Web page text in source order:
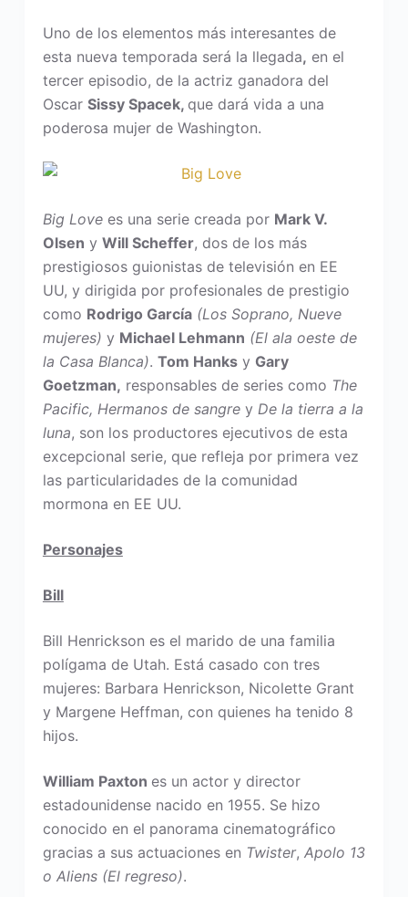
Uno de los elementos más interesantes de
esta nueva temporada será la llegada, en el
tercer episodio, de la actriz ganadora del
Oscar Sissy Spacek, que dará vida a una
poderosa mujer de Washington.
Big Lovees una serie creada por Mark V.
Olsen y Will Scheffer, dos de los más
prestigiosos guionistas de televisión en EE
UU, y dirigida por profesionales de prestigio
como Rodrigo García (Los Soprano, Nueve
mujeres) y Michael Lehmann (El ala oeste de
la Casa Blanca). Tom Hanksy Gary
Goetzman, responsables de series como The
Pacific, Hermanos de sangre y De la tierra a la
luna, son los productores ejecutivos de esta
excepcional serie, que refleja por primera vez
las particularidades de la comunidad
mormona en EE UU.
Personajes
Bill
Bill Henrickson es el marido de una familia
polígama de Utah. Está casado con tres
mujeres: Barbara Henrickson, Nicolette Grant
y Margene Heffman, con quienes ha tenido 8
hijos.
William Paxton es un actor y director
estadounidense nacido en 1955. Se hizo
conocido en el panorama cinematográfico
gracias a sus actuaciones en Twister, Apolo 13
o Aliens (El regreso).